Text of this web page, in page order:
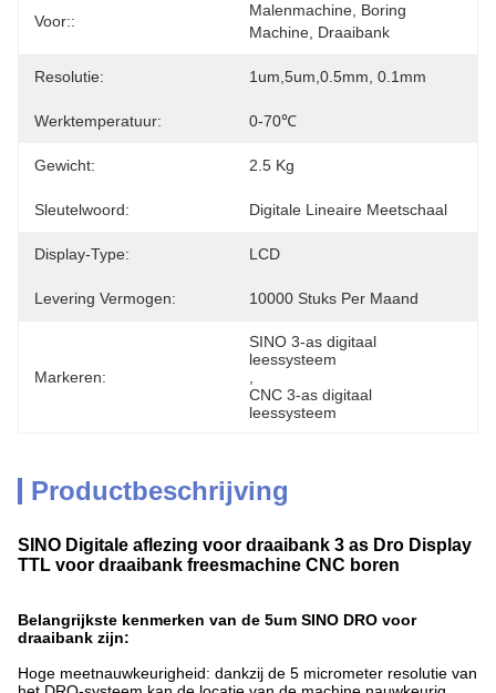
Voor::
Malenmachine, Boring
Machine, Draaibank
Resolutie: 1um,5um,0.5mm, 0.1mm
Werktemperatuur: 0-70℃
Gewicht: 2.5 Kg
Sleutelwoord: Digitale Lineaire Meetschaal
Display-Type: LCD
Levering Vermogen: 10000 Stuks Per Maand
Markeren:
SINO 3-as digitaal
leessysteem
CNC 3-as digitaal
leessysteem
Productbeschrijving
SINO Digitale aflezing voor draaibank 3 as Dro Display
TTL voor draaibank freesmachine CNC boren
Belangrijkste kenmerken van de 5um SINO DRO voor
draaibank zijn:
Hoge meetnauwkeurigheid: dankzij de 5 micrometer resolutie van